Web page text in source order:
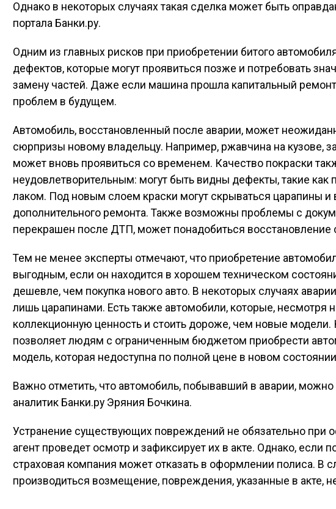
Однако в некоторых случаях такая сделка может быть
портала Банки.ру.
Одним из главных рисков при приобретении битого
дефектов, которые могут проявиться позже и потребовать
замену частей. Даже если машина прошла капитальный ремонт,
проблем в будущем.
Автомобиль, восстановленный после аварии, может
сюрпризы новому владельцу. Например, ржавчина на кузове,
может вновь проявиться со временем. Качество покраски
неудовлетворительным: могут быть видны дефекты, такие как
лаком. Под новым слоем краски могут скрываться царапины
дополнительного ремонта. Также возможны проблемы с
перекрашен после ДТП, может понадобиться восстановление
Тем не менее эксперты отмечают, что приобретение
выгодным, если он находится в хорошем техническом
дешевле, чем покупка нового авто. В некоторых случаях
лишь царапинами. Есть также автомобили, которые, несмотря
коллекционную ценность и стоить дороже, чем новые модели.
позволяет людям с ограниченным бюджетом приобрести
модель, которая недоступна по полной цене в новом
Важно отметить, что автомобиль, побывавший в аварии, можно
аналитик Банки.ру Эряния Бочкина.
Устранение существующих повреждений не обязательно при
агент проведет осмотр и зафиксирует их в акте. Однако, если
страховая компания может отказать в оформлении полиса. В
производиться возмещение, повреждения, указанные в акте,